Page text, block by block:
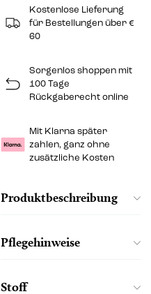
Kostenlose Lieferung
für Bestellungen über €
60
Sorgenlos shoppen mit
100 Tage
Rückgaberecht online
Mit Klarna später
zahlen, ganz ohne
zusätzliche Kosten
Produktbeschreibung
Pflegehinweise
Stoff